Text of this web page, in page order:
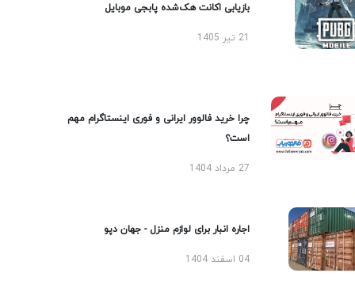
بازیابی اکانت هک‌شده پابجی موبایل
چرا خرید فالوور ایرانی و فوری اینستاگرام مهم
است؟
27 مرداد 1404
اجاره انبار برای لوازم منزل - جهان دپو
04 اسفند 1404